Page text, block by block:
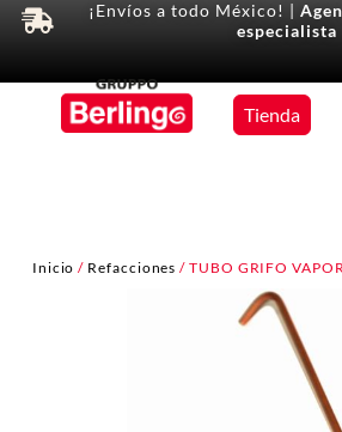
¡Envíos a todo México! |
especialista
Tienda
Inicio / Refacciones / TUBO GRIFO